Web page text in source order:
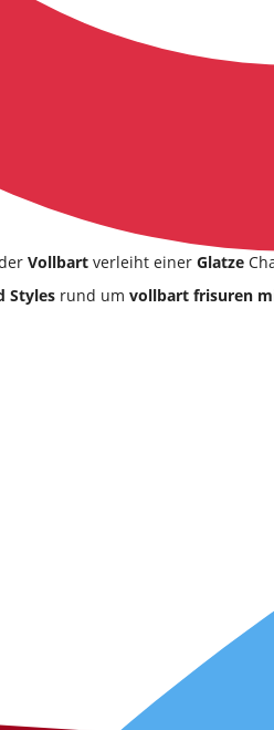
Vollbart verleiht einer Glatze
Styles rund um vollbart frisuren